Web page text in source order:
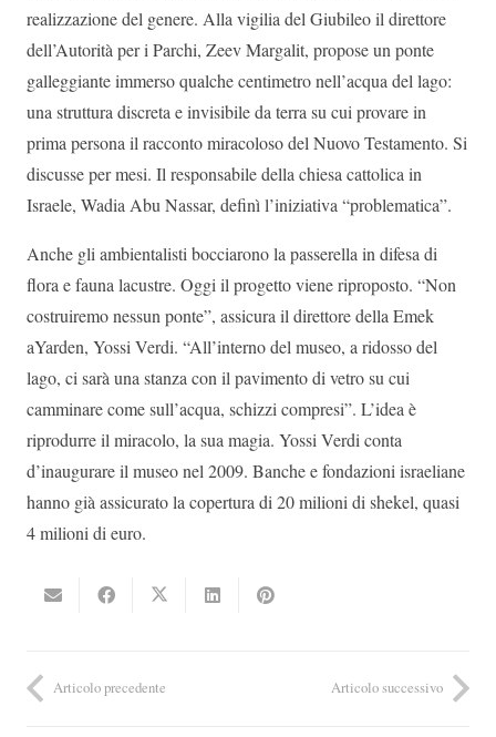
realizzazione del genere. Alla vigilia del Giubileo il direttore
dell’Autorità per i Parchi, Zeev Margalit, propose un ponte
galleggiante immerso qualche centimetro nell’acqua del lago:
una struttura discreta e invisibile da terra su cui provare in
prima persona il racconto miracoloso del Nuovo Testamento. Si
discusse per mesi. Il responsabile della chiesa cattolica in
Israele, Wadia Abu Nassar, definì l’iniziativa “problematica”.
Anche gli ambientalisti bocciarono la passerella in difesa di
flora e fauna lacustre. Oggi il progetto viene riproposto. “Non
costruiremo nessun ponte”, assicura il direttore della Emek
aYarden, Yossi Verdi. “All’interno del museo, a ridosso del
lago, ci sarà una stanza con il pavimento di vetro su cui
camminare come sull’acqua, schizzi compresi”. L’idea è
riprodurre il miracolo, la sua magia. Yossi Verdi conta
d’inaugurare il museo nel 2009. Banche e fondazioni israeliane
hanno già assicurato la copertura di 20 milioni di shekel, quasi
4 milioni di euro.
Articolo precedente Articolo successivo